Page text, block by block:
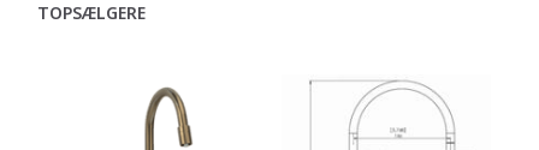
TOPSÆLGERE